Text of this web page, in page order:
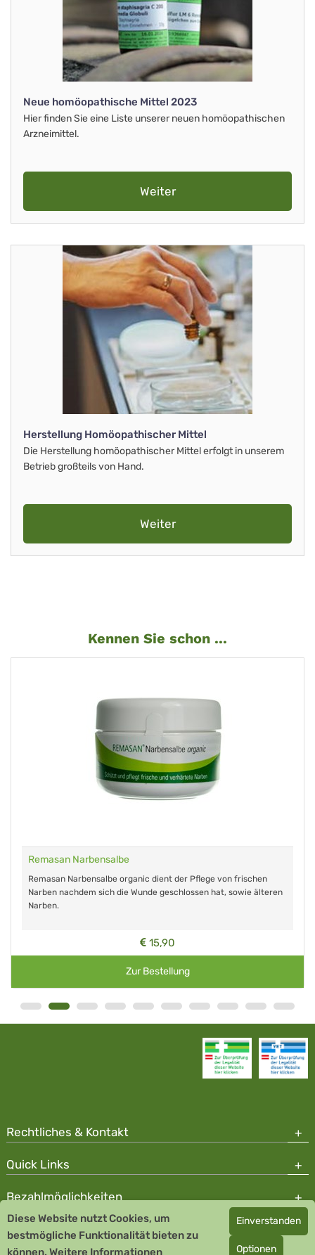
Neue homöopathische Mittel 2023
Hier finden Sie eine Liste unserer neuen homöopathischen
Arzneimittel.
Weiter
Herstellung Homöopathischer Mittel
Die Herstellung homöopathischer Mittel erfolgt in unserem
Betrieb großteils von Hand.
Weiter
Kennen Sie schon ...
Remasan Narbensalbe
Remasan Narbensalbe organic dient der Pflege von frischen
Narben nachdem sich die Wunde geschlossen hat, sowie älteren
Narben.
15,90
Zur Bestellung
Rechtliches & Kontakt
Quick Links
Bezahlmöglichkeiten
Copyright © 2026 Team Santé Salvator Apotheke - GDP zertifiziert
Remedia Homöopathie GmbH GMP zertifizierter Arzneihersteller
Diese Website nutzt Cookies, um
bestmögliche Funktionalität bieten zu
können. Weitere Informationen
Einverstanden
Optionen